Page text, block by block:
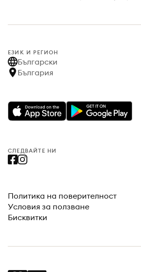
ЕЗИК И РЕГИОН
Български
България
СЛЕДВАЙТЕ НИ
Политика на поверителност
Условия за ползване
Бисквитки